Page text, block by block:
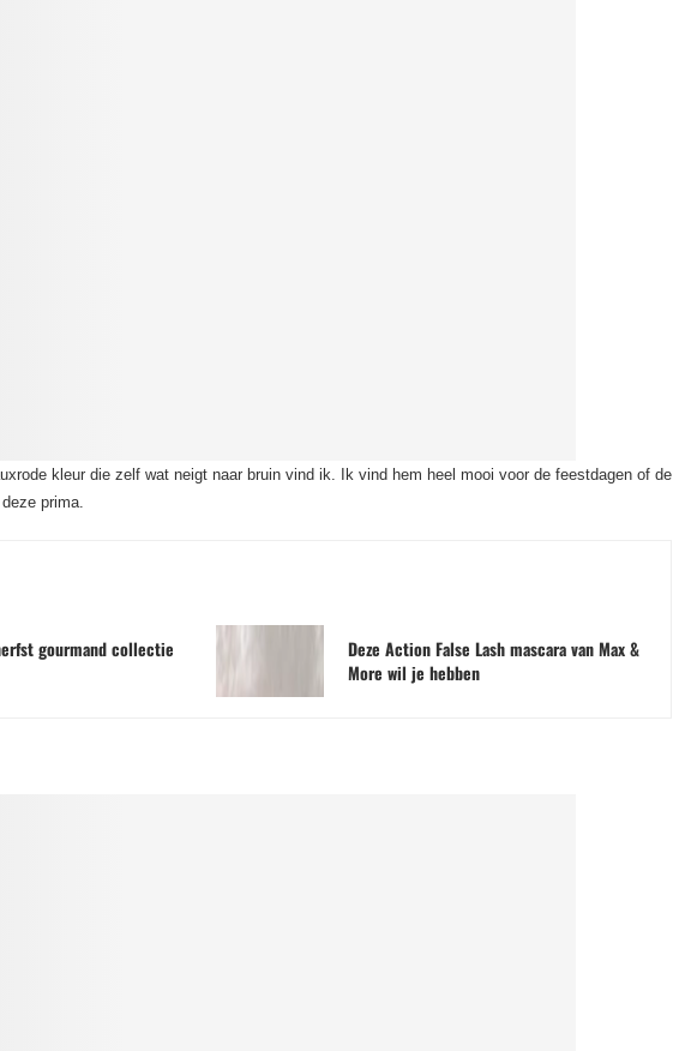
kleur die zelf wat neigt naar bruin vind ik. Ik vind hem heel mooi voor de feestdagen of de
prima.
gourmand collectie
Deze Action False Lash mascara van Max &
More wil je hebben